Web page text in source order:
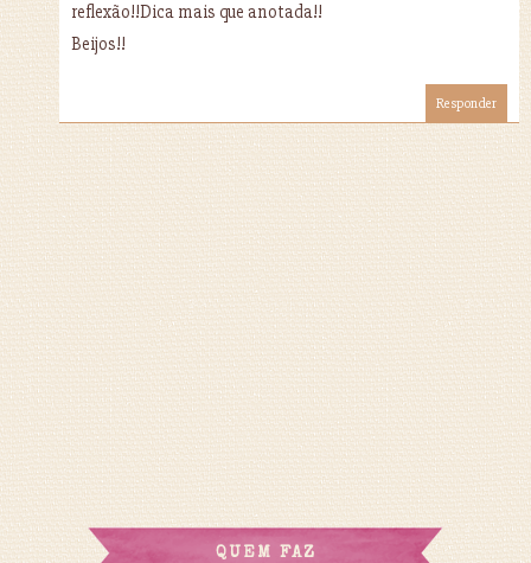
reflexão!!Dica mais que anotada!!
Beijos!!
Responder
QUEM FAZ